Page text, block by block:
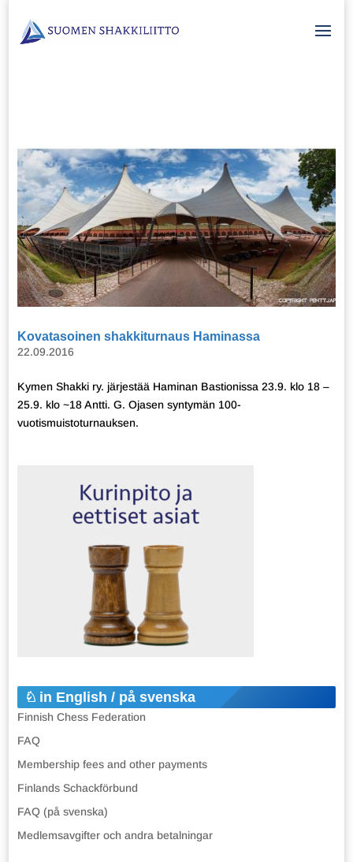
Kovatasoinen shakkiturnaus Haminassa
22.09.2016
Kymen Shakki ry. järjestää Haminan Bastionissa 23.9. klo 18 –
25.9. klo ~18 Antti. G. Ojasen syntymän 100-
vuotismuistoturnauksen.
in English / på svenska
Finnish Chess Federation
FAQ
Membership fees and other payments
Finlands Schackförbund
FAQ (på svenska)
Medlemsavgifter och andra betalningar